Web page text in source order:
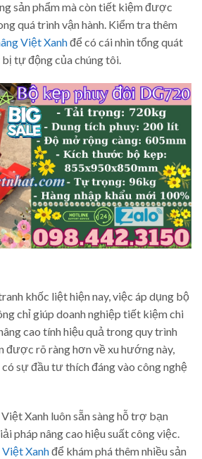
sản phẩm mà còn tiết kiệm được
quá trình vận hành. Kiểm tra thêm
Việt Xanhđể có cái nhìn tổng quát
tự động của chúng tôi.
khốc liệt hiện nay, việc áp dụng bộ
chỉ giúp doanh nghiệp tiết kiệm chi
cao tính hiệu quả trong quy trình
được rõ ràng hơn về xu hướng này,
có sự đầu tư thích đáng vào công nghệ
Xanh luôn sẵn sàng hỗ trợ bạn
pháp nâng cao hiệu suất công việc.
Việt Xanhđể khám phá thêm nhiều sản